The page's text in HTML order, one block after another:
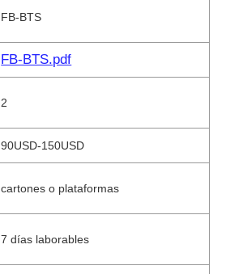
FB-BTS
FB-BTS.pdf
2
90USD-150USD
cartones o plataformas
7 días laborables